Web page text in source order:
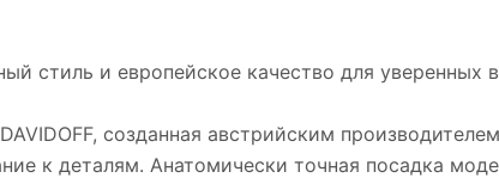
стиль и европейское качество для уверенных
созданная австрийским
к деталям. Анатомически точная посадка